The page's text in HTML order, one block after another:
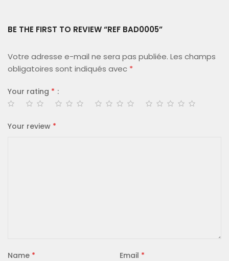
BE THE FIRST TO REVIEW “REF BAD0005”
Votre adresse e-mail ne sera pas publiée. Les champs
obligatoires sont indiqués avec *
Your rating *
Your review *
Name * Email *